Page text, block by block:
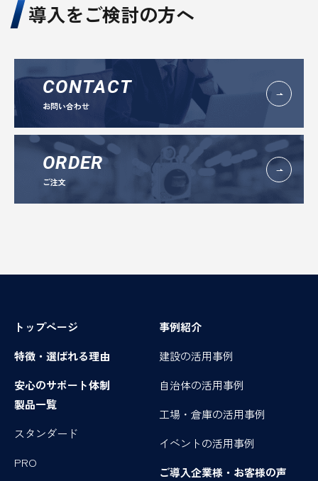
導入をご検討の方へ
CONTACT
お問い合わせ
ORDER
ご注文
トップページ
特徴・選ばれる理由
安心のサポート体制
製品一覧
スタンダード
PRO
事例紹介
建設の活用事例
自治体の活用事例
工場・倉庫の活用事例
イベントの活用事例
ご導入企業様・お客様の声